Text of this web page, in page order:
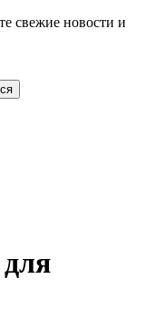
свежие новости и